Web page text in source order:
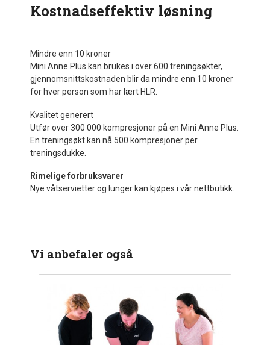
Kostnadseffektiv løsning
Mindre enn 10 kroner
Mini Anne Plus kan brukes i over 600 treningsøkter,
gjennomsnittskostnaden blir da mindre enn 10 kroner
for hver person som har lært HLR.
Kvalitet generert
Utfør over 300 000 kompresjoner på en Mini Anne Plus.
En treningsøkt kan nå 500 kompresjoner per
treningsdukke.
Rimelige forbruksvarer
Nye våtservietter og lunger kan kjøpes i vår nettbutikk.
Vi anbefaler også